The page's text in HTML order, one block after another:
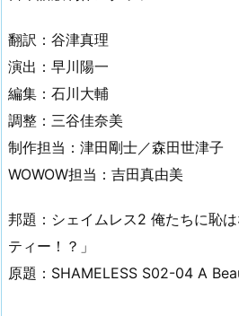
翻訳：谷津真理
演出：早川陽一
編集：石川大輔
調整：三谷佳奈美
制作担当：津田剛士／森田世津子
WOWOW担当：吉田真由美
邦題：シェイムレス2 俺たちに恥
ティー！？」
原題：SHAMELESS S02-04 A